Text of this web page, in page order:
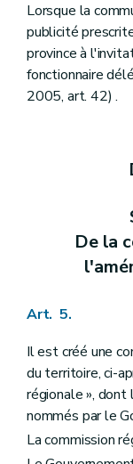
Art. 161
Art. 162
Art. 163
Art. 164
Art. 165
Art. 166
Art.
Art.
Art.
Art.
Titre II
Art.
Art.
Art.
Art.
Art.
Lorsque la
publicité
province à
fonctionnaire
2005, art. 42) .
De la
Art. 5.
Il est créé une
du territoire, ci-
régionale »,
nommés par le
La commission